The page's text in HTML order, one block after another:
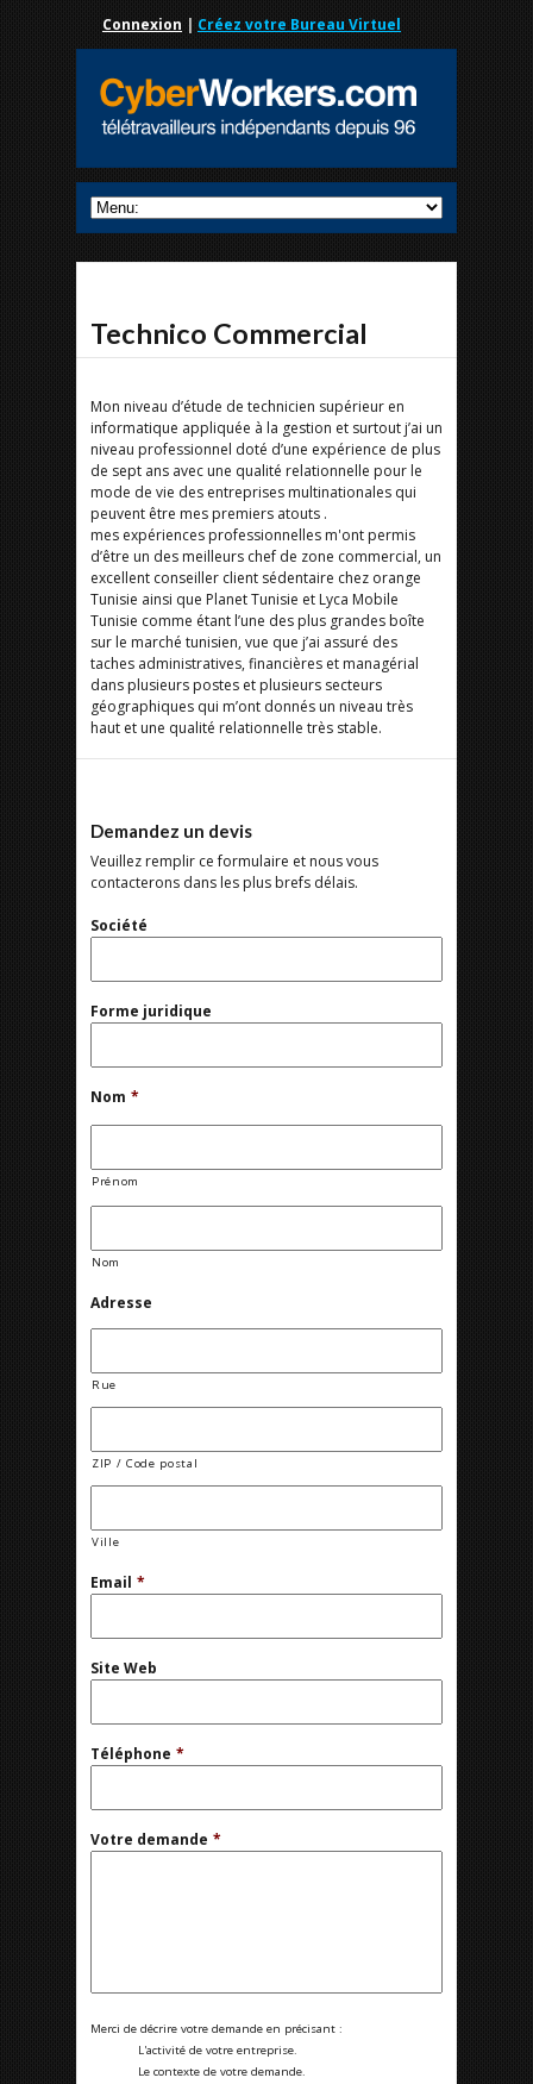
Connexion | Créez votre Bureau Virtuel
Technico Commercial
Mon niveau d’étude de technicien supérieur en
informatique appliquée à la gestion et surtout j’ai un
niveau professionnel doté d’une expérience de plus
de sept ans avec une qualité relationnelle pour le
mode de vie des entreprises multinationales qui
peuvent être mes premiers atouts .
mes expériences professionnelles m'ont permis
d’être un des meilleurs chef de zone commercial, un
excellent conseiller client sédentaire chez orange
Tunisie ainsi que Planet Tunisie et Lyca Mobile
Tunisie comme étant l’une des plus grandes boîte
sur le marché tunisien, vue que j’ai assuré des
taches administratives, financières et managérial
dans plusieurs postes et plusieurs secteurs
géographiques qui m’ont donnés un niveau très
haut et une qualité relationnelle très stable.
Demandez un devis
Veuillez remplir ce formulaire et nous vous
contacterons dans les plus brefs délais.
Société
Forme juridique
Nom *
Prénom
Nom
Adresse
Rue
ZIP / Code postal
Ville
Email *
Site Web
Téléphone *
Votre demande *
Merci de décrire votre demande en précisant :
L'activité de votre entreprise.
Le contexte de votre demande.